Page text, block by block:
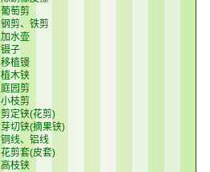
葡萄剪
钢剪、铁剪
加水壶
镊子
移植镘
植木铗
庭园剪
小枝剪
剪定铗(花剪)
芽切铗(摘果铗)
铜线、铝线
花剪套(皮套)
高枝铗